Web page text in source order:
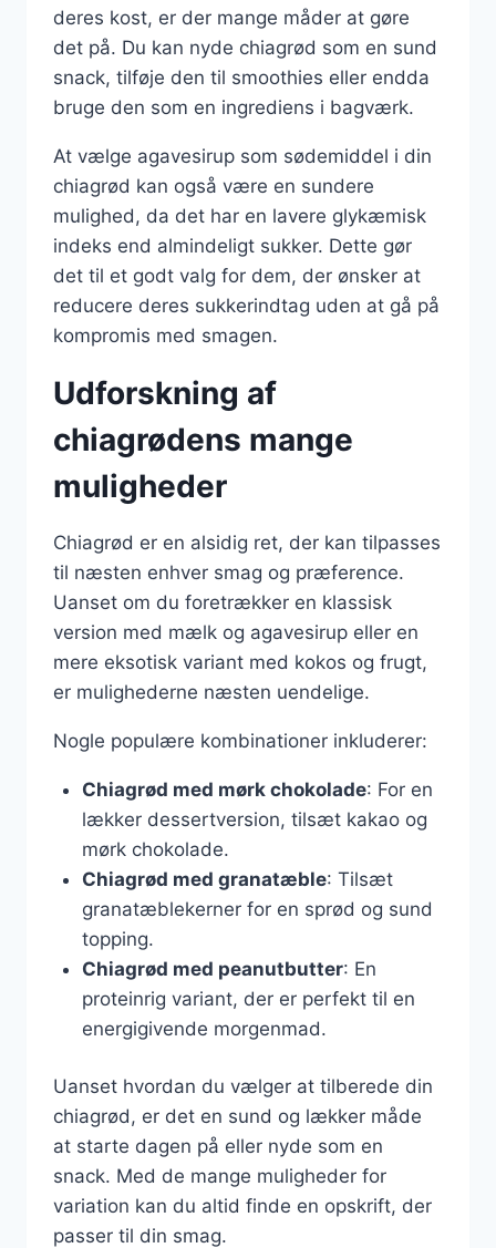
deres kost, er der mange måder at gøre
det på. Du kan nyde chiagrød som en sund
snack, tilføje den til smoothies eller endda
bruge den som en ingrediens i bagværk.
At vælge agavesirup som sødemiddel i din
chiagrød kan også være en sundere
mulighed, da det har en lavere glykæmisk
indeks end almindeligt sukker. Dette gør
det til et godt valg for dem, der ønsker at
reducere deres sukkerindtag uden at gå på
kompromis med smagen.
Udforskning af
chiagrødens mange
muligheder
Chiagrød er en alsidig ret, der kan tilpasses
til næsten enhver smag og præference.
Uanset om du foretrækker en klassisk
version med mælk og agavesirup eller en
mere eksotisk variant med kokos og frugt,
er mulighederne næsten uendelige.
Nogle populære kombinationer inkluderer:
Chiagrød med mørk chokolade: For en
lækker dessertversion, tilsæt kakao og
mørk chokolade.
Chiagrød med granatæble: Tilsæt
granatæblekerner for en sprød og sund
topping.
Chiagrød med peanutbutter: En
proteinrig variant, der er perfekt til en
energigivende morgenmad.
Uanset hvordan du vælger at tilberede din
chiagrød, er det en sund og lækker måde
at starte dagen på eller nyde som en
snack. Med de mange muligheder for
variation kan du altid finde en opskrift, der
passer til din smag.